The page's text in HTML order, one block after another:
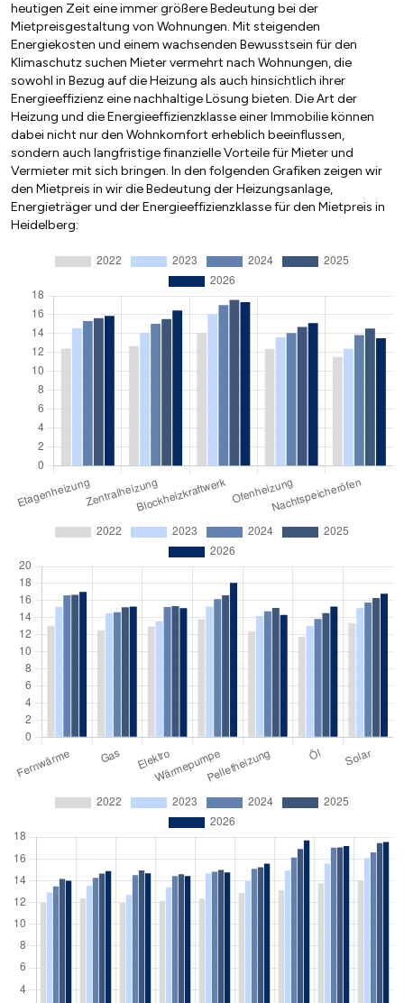
heutigen Zeit eine immer größere Bedeutung bei der
Mietpreisgestaltung von Wohnungen. Mit steigenden
Energiekosten und einem wachsenden Bewusstsein für den
Klimaschutz suchen Mieter vermehrt nach Wohnungen, die
sowohl in Bezug auf die Heizung als auch hinsichtlich ihrer
Energieeffizienz eine nachhaltige Lösung bieten. Die Art der
Heizung und die Energieeffizienzklasse einer Immobilie können
dabei nicht nur den Wohnkomfort erheblich beeinflussen,
sondern auch langfristige finanzielle Vorteile für Mieter und
Vermieter mit sich bringen. In den folgenden Grafiken zeigen wir
den Mietpreis in wir die Bedeutung der Heizungsanlage,
Energieträger und der Energieeffizienzklasse für den Mietpreis in
Heidelberg: